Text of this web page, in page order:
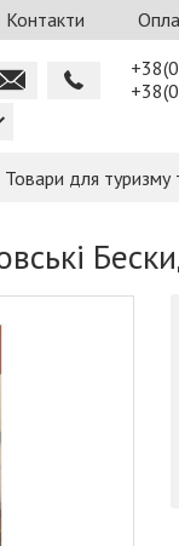
Контакти
Товари для туризму